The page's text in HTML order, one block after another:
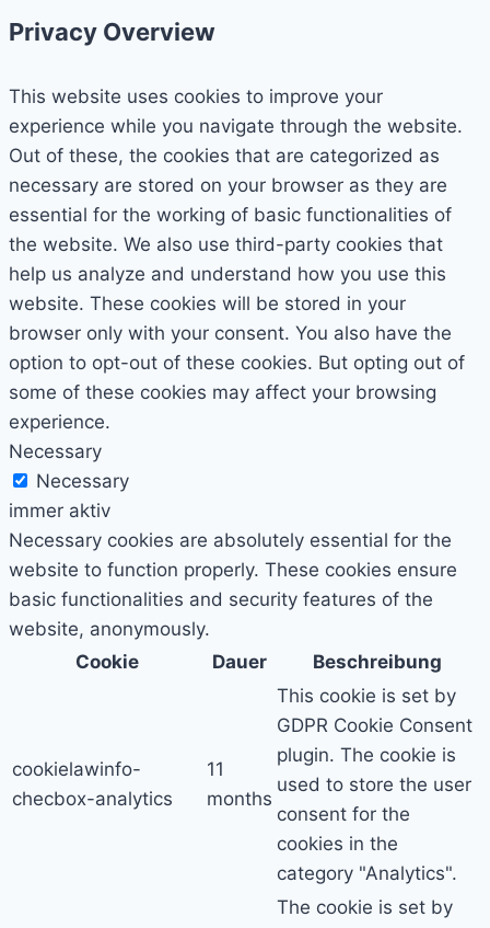
Privacy Overview
This website uses cookies to improve your
experience while you navigate through the website.
Out of these, the cookies that are categorized as
necessary are stored on your browser as they are
essential for the working of basic functionalities of
the website. We also use third-party cookies that
help us analyze and understand how you use this
website. These cookies will be stored in your
browser only with your consent. You also have the
option to opt-out of these cookies. But opting out of
some of these cookies may affect your browsing
experience.
Necessary
Necessary
immer aktiv
Necessary cookies are absolutely essential for the
website to function properly. These cookies ensure
basic functionalities and security features of the
website, anonymously.
Cookie
Dauer Beschreibung
cookielawinfo-
checbox-analytics
11
months
This cookie is set by
GDPR Cookie Consent
plugin. The cookie is
used to store the user
consent for the
cookies in the
category "Analytics".
The cookie is set by